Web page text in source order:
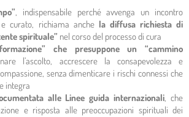
, indispensabile perché avvenga un incontro
curato, richiama anche la diffusa richiesta di
spirituale” nel corso del processo di cura
che presuppone un “cammino
l’ascolto, accrescere la consapevolezza e
senza dimenticare i rischi connessi che
integra
alle Linee guida internazionali, che
e risposta alle preoccupazioni spirituali dei